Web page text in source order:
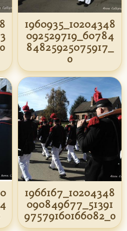
1960935_10204348
092529719_60784
84825925075917_
o
1966167_10204348
090849677_51391
97579160166082_o